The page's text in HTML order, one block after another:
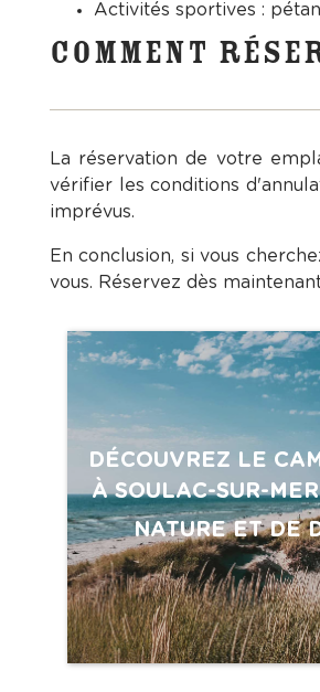
Activités sportives :
COMMENT
La réservation de votre
vérifier les conditions
imprévus.
En conclusion, si vous
vous. Réservez dès
DÉCOUVREZ LE
À SOULAC-SUR-
NATURE ET DE